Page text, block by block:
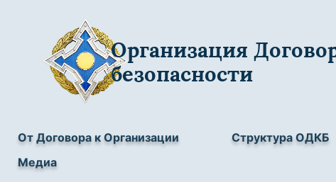
Организация
безопасности
От Договора к Организации Структура ОДКБ
Медиа